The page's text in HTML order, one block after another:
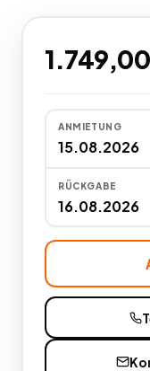
1.749,00
ANMIETUNG
RÜCKGABE